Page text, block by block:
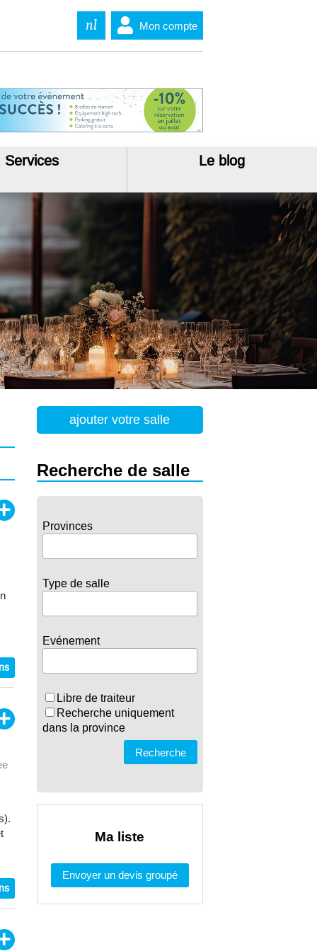
nl Mon compte
Services Le blog
ajouter votre salle
Recherche de salle
Provinces
Type de salle
Evénement
Libre de traiteur
Recherche uniquement
dans la province
Recherche
Ma liste
Envoyer un devis groupé